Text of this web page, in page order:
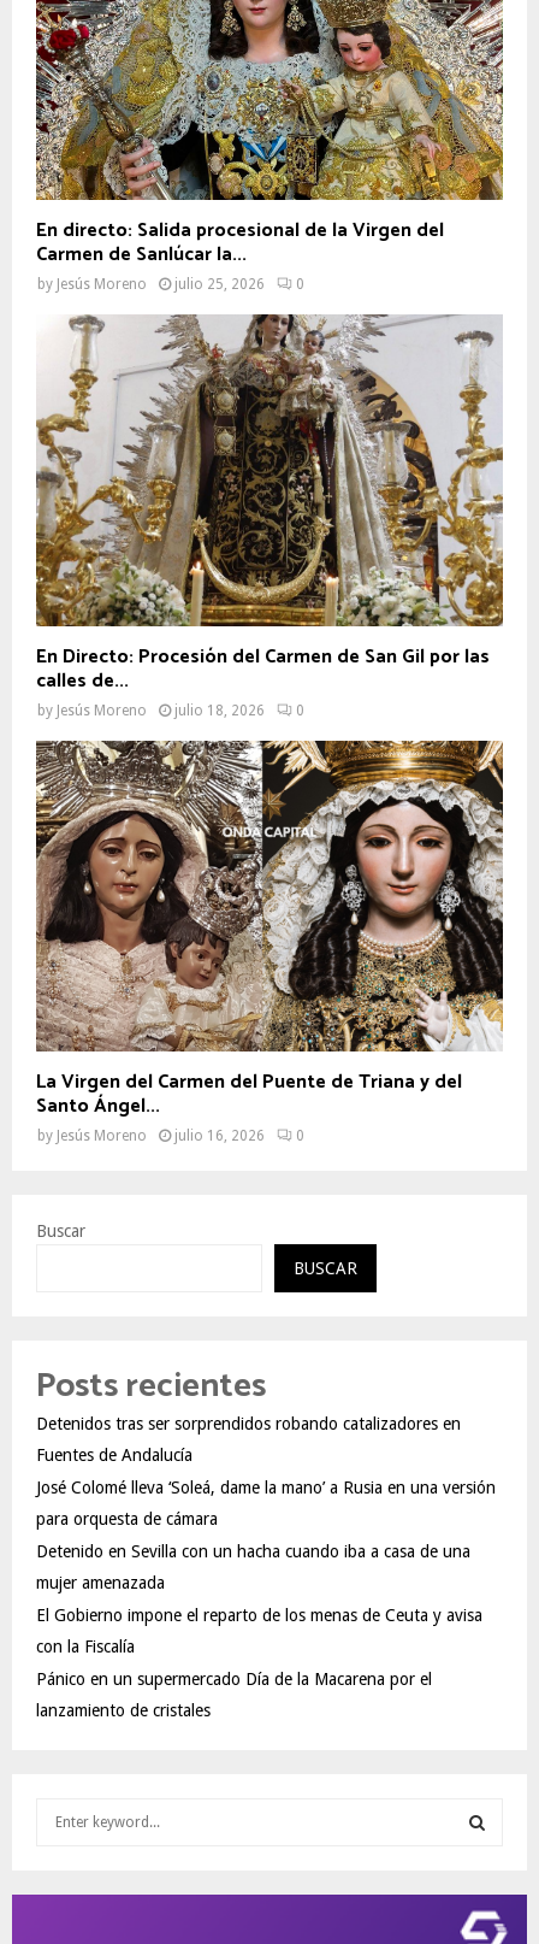
En directo: Salida procesional de la Virgen del
Carmen de Sanlúcar la...
by Jesús Moreno julio 25, 2026 0
En Directo: Procesión del Carmen de San Gil por las
calles de...
by Jesús Moreno julio 18, 2026 0
La Virgen del Carmen del Puente de Triana y del
Santo Ángel...
by Jesús Moreno julio 16, 2026 0
Buscar
BUSCAR
Posts recientes
Detenidos tras ser sorprendidos robando catalizadores en
Fuentes de Andalucía
José Colomé lleva ‘Soleá, dame la mano’ a Rusia en una versión
para orquesta de cámara
Detenido en Sevilla con un hacha cuando iba a casa de una
mujer amenazada
El Gobierno impone el reparto de los menas de Ceuta y avisa
con la Fiscalía
Pánico en un supermercado Día de la Macarena por el
lanzamiento de cristales
E